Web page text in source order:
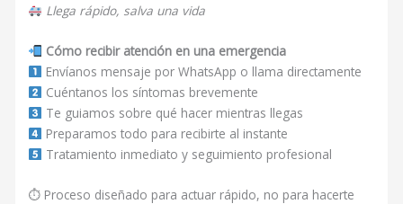
Llega rápido, salva una vida
Cómo recibir atención en una emergencia
Envíanos mensaje por WhatsApp o llama directamente
Cuéntanos los síntomas brevemente
Te guiamos sobre qué hacer mientras llegas
Preparamos todo para recibirte al instante
Tratamiento inmediato y seguimiento profesional
⏱ Proceso diseñado para actuar rápido, no para hacerte